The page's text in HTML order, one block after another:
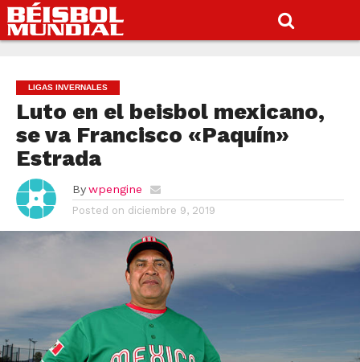
LIGAS INVERNALES
Luto en el beisbol mexicano,
se va Francisco «Paquín»
Estrada
By wpengine
Posted on diciembre 9, 2019